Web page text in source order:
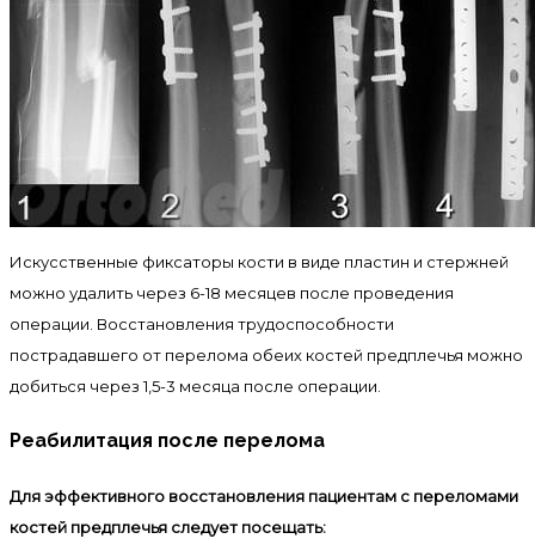
Искусственные фиксаторы кости в виде пластин и стержней
можно удалить через 6-18 месяцев после проведения
операции. Восстановления трудоспособности
пострадавшего от перелома обеих костей предплечья можно
добиться через 1,5-3 месяца после операции.
Реабилитация после перелома
Для эффективного восстановления пациентам с переломами
костей предплечья следует посещать: